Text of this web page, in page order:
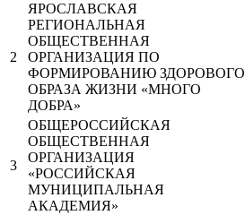
2
ЯРОСЛАВСКАЯ
РЕГИОНАЛЬНАЯ
ОБЩЕСТВЕННАЯ
ОРГАНИЗАЦИЯ ПО
ФОРМИРОВАНИЮ ЗДОРОВОГО
ОБРАЗА ЖИЗНИ «МНОГО
ДОБРА»
3
ОБЩЕРОССИЙСКАЯ
ОБЩЕСТВЕННАЯ
ОРГАНИЗАЦИЯ
«РОССИЙСКАЯ
МУНИЦИПАЛЬНАЯ
АКАДЕМИЯ»